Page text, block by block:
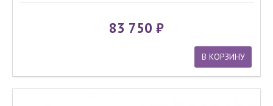
83 750
В КОРЗИНУ